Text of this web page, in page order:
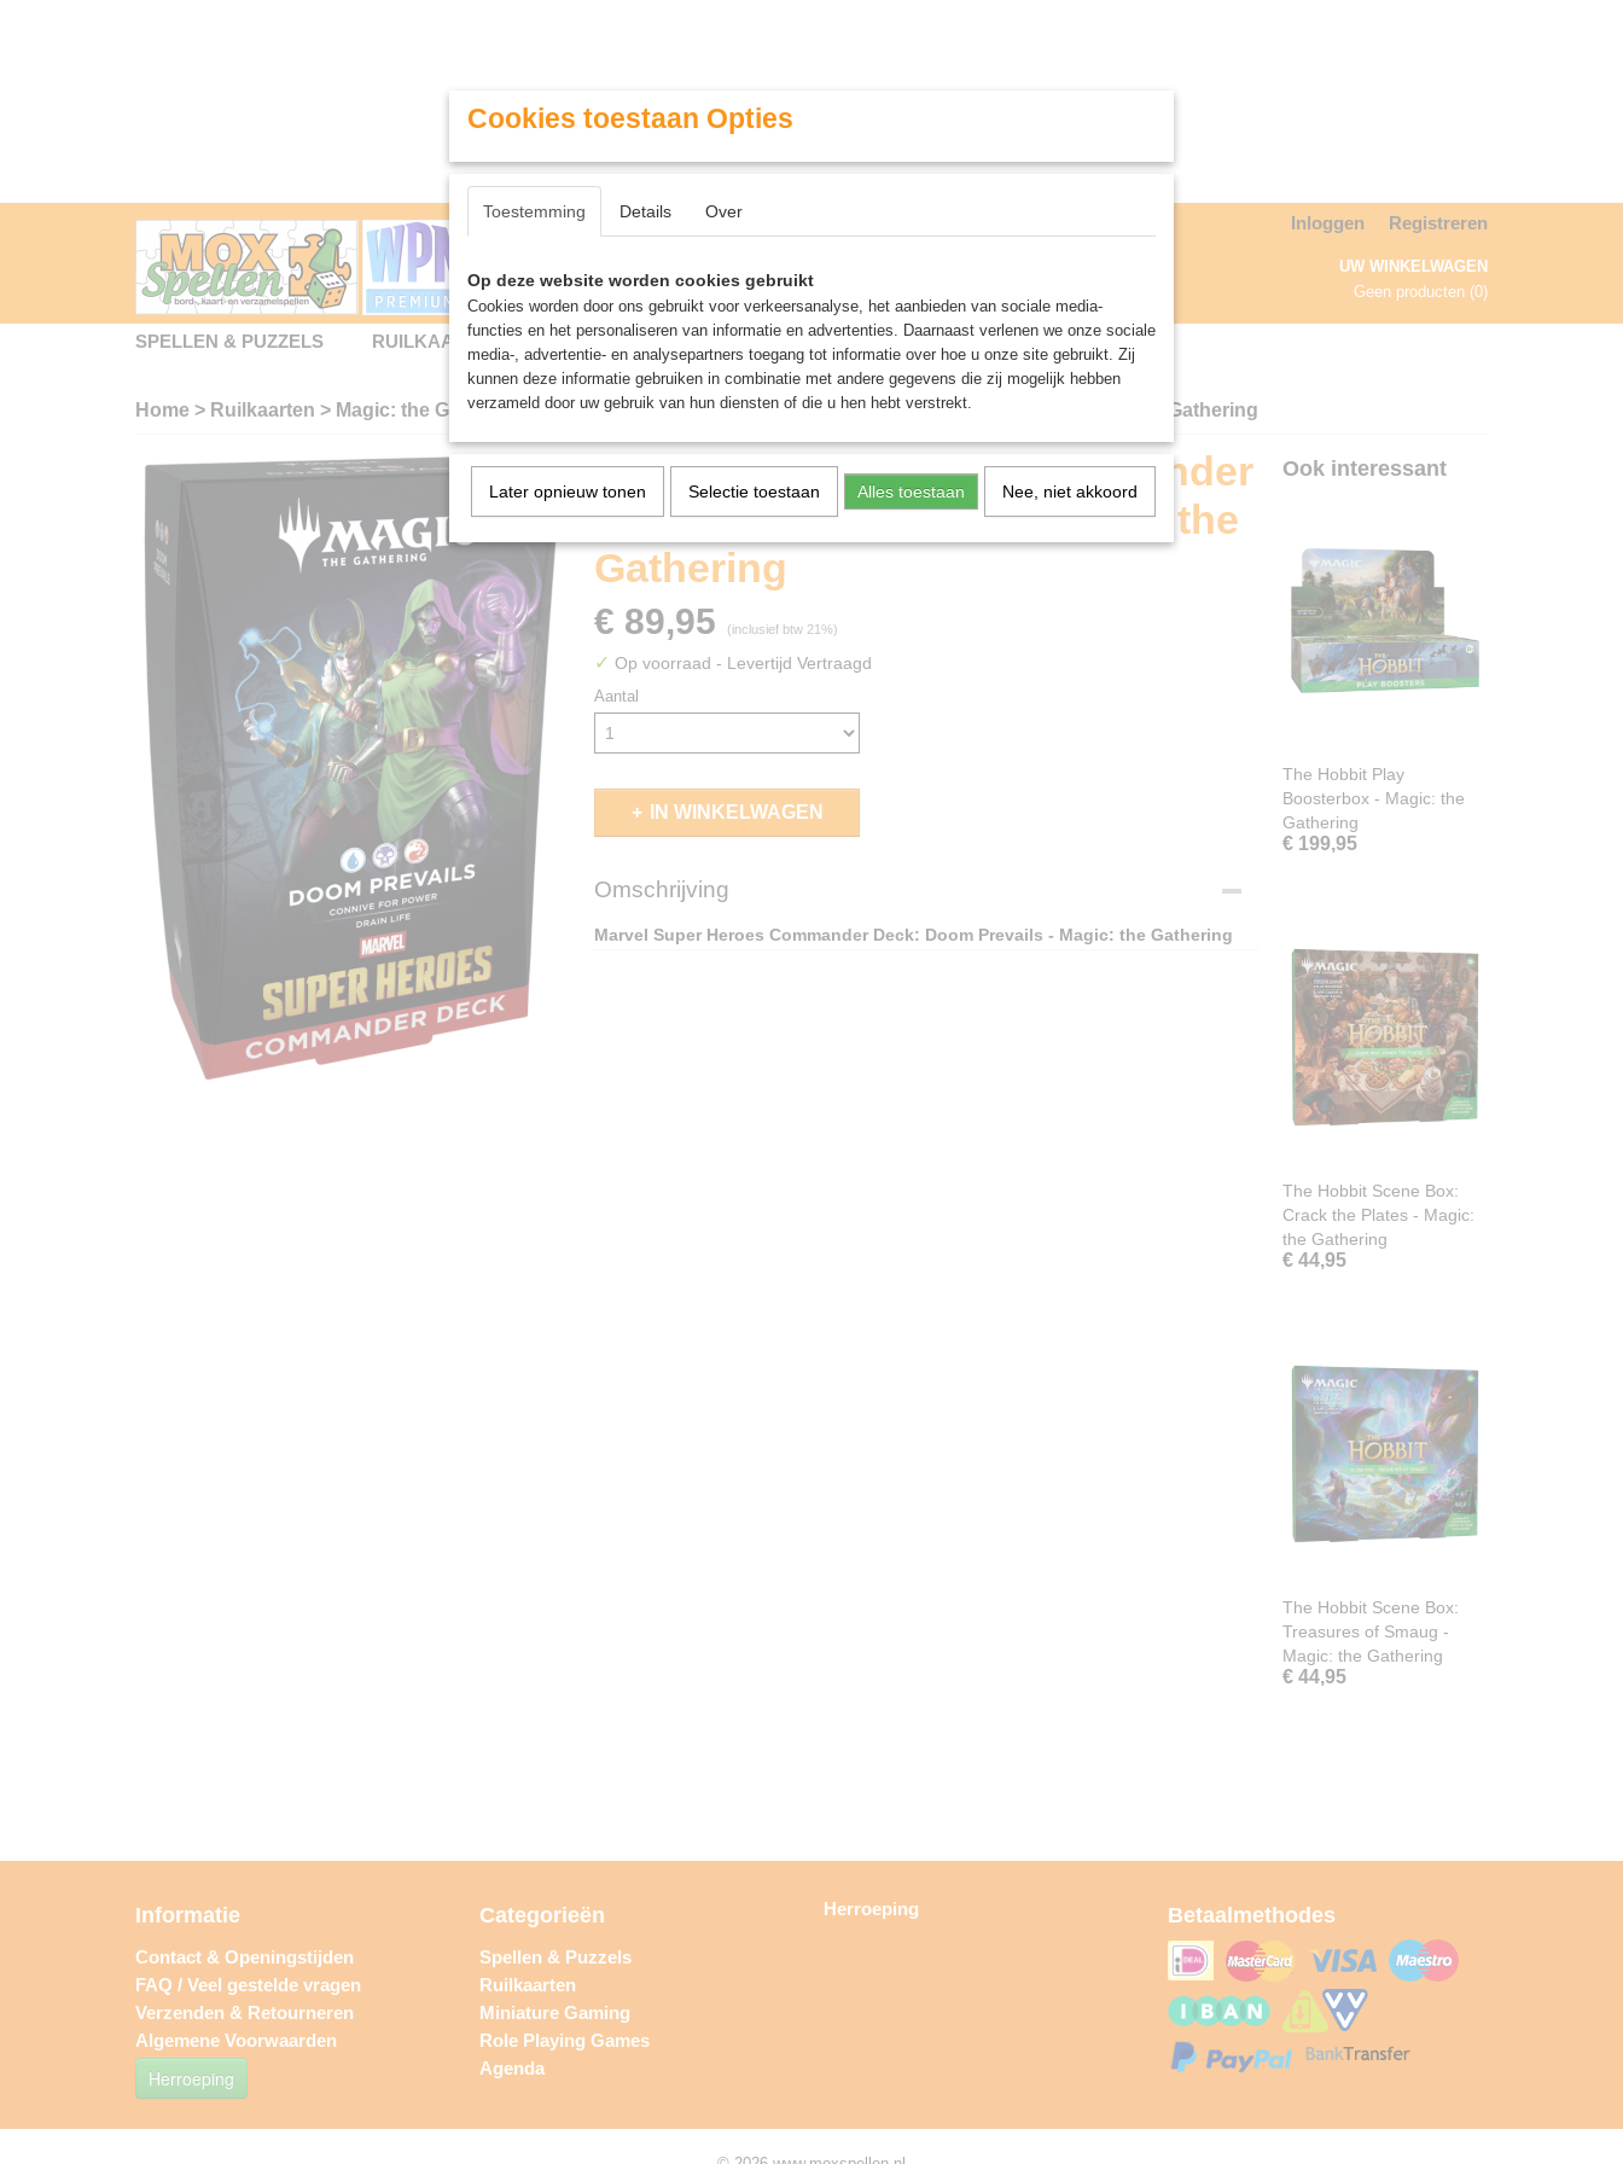
Contact & Openingstijden Inloggen Registreren
UW WINKELWAGEN
Geen producten (0)
SPELLEN & PUZZELS RUILKAARTEN MINIATURE GAMING ROLE PLAYING GAMES AGENDA
Home > Ruilkaarten > Magic: the Gathering>Marvel Super Heroes Commander Deck: Doom Prevails - Magic: the Gathering
Marvel Super Heroes Commander
Deck: Doom Prevails - Magic: the
Gathering
€ 89,95 (inclusief btw 21%)
✓ Op voorraad - Levertijd Vertraagd
Aantal
IN WINKELWAGEN
Omschrijving
Marvel Super Heroes Commander Deck: Doom Prevails - Magic: the Gathering
Ook interessant
The Hobbit Play
Boosterbox - Magic: the
Gathering
€ 199,95
The Hobbit Scene Box:
Crack the Plates - Magic:
the Gathering
€ 44,95
The Hobbit Scene Box:
Treasures of Smaug -
Magic: the Gathering
€ 44,95
Informatie
Contact & Openingstijden
FAQ / Veel gestelde vragen
Verzenden & Retourneren
Algemene Voorwaarden
Herroeping
Categorieën
Spellen & Puzzels
Ruilkaarten
Miniature Gaming
Role Playing Games
Agenda
Herroeping Betaalmethodes
Cookies toestaan Opties
Toestemming Details Over
Op deze website worden cookies gebruikt
Cookies worden door ons gebruikt voor verkeersanalyse, het aanbieden van sociale media-
functies en het personaliseren van informatie en advertenties. Daarnaast verlenen we onze sociale
media-, advertentie- en analysepartners toegang tot informatie over hoe u onze site gebruikt. Zij
kunnen deze informatie gebruiken in combinatie met andere gegevens die zij mogelijk hebben
verzameld door uw gebruik van hun diensten of die u hen hebt verstrekt.
Later opnieuw tonen Selectie toestaan Alles toestaan Nee, niet akkoord